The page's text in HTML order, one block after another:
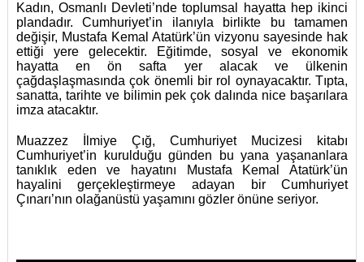
Kadın, Osmanlı Devleti’nde toplumsal hayatta hep ikinci
plandadır. Cumhuriyet’in ilanıyla birlikte bu tamamen
değişir, Mustafa Kemal Atatürk’ün vizyonu sayesinde hak
ettiği yere gelecektir. Eğitimde, sosyal ve ekonomik
hayatta en ön safta yer alacak ve ülkenin
çağdaşlaşmasında çok önemli bir rol oynayacaktır. Tıpta,
sanatta, tarihte ve bilimin pek çok dalında nice başarılara
imza atacaktır.
Muazzez İlmiye Çığ, Cumhuriyet Mucizesi kitabı
Cumhuriyet’in kurulduğu günden bu yana yaşananlara
tanıklık eden ve hayatını Mustafa Kemal Atatürk’ün
hayalini gerçekleştirmeye adayan bir Cumhuriyet
Çınarı’nın olağanüstü yaşamını gözler önüne seriyor.